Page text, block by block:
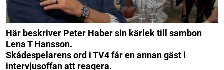
Här beskriver Peter Haber sin kärlek till sambon
Lena T Hansson.
Skådespelarens ord i TV4 får en annan gäst i
intervjusoffan att reagera.